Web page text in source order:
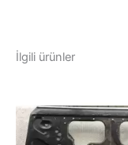
İlgili ürünler